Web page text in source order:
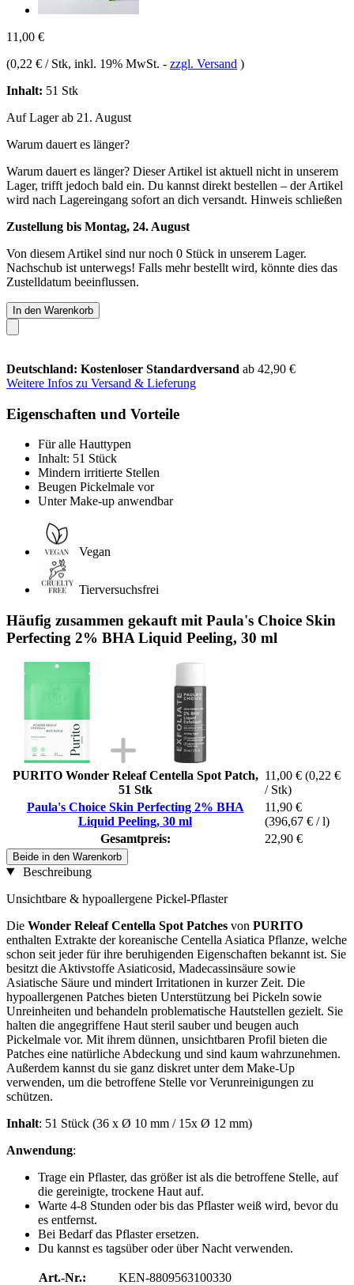
11,00 €
(0,22 € / Stk, inkl. 19% MwSt. - zzgl. Versand )
Inhalt: 51 Stk
Auf Lager ab 21. August
Warum dauert es länger?
Warum dauert es länger? Dieser Artikel ist aktuell nicht in unserem
Lager, trifft jedoch bald ein. Du kannst direkt bestellen – der Artikel
wird nach Lagereingang sofort an dich versandt. Hinweis schließen
Zustellung bis Montag, 24. August
Von diesem Artikel sind nur noch 0 Stück in unserem Lager.
Nachschub ist unterwegs! Falls mehr bestellt wird, könnte dies das
Zustelldatum beeinflussen.
In den Warenkorb
Deutschland: Kostenloser Standardversand ab 42,90 €
Weitere Infos zu Versand & Lieferung
Eigenschaften und Vorteile
Für alle Hauttypen
Inhalt: 51 Stück
Mindern irritierte Stellen
Beugen Pickelmale vor
Unter Make-up anwendbar
Vegan
Tierversuchsfrei
Häufig zusammen gekauft mit Paula's Choice Skin
Perfecting 2% BHA Liquid Peeling, 30 ml
PURITO Wonder Releaf Centella Spot Patch,
51 Stk
11,00 € (0,22 €
/ Stk)
Paula's Choice Skin Perfecting 2% BHA
Liquid Peeling, 30 ml
11,90 €
(396,67 € / l)
Gesamtpreis:
22,90 €
Beide in den Warenkorb
Beschreibung
Unsichtbare & hypoallergene Pickel-Pflaster
Die Wonder Releaf Centella Spot Patches von PURITO
enthalten Extrakte der koreanische Centella Asiatica Pflanze, welche
schon seit jeder für ihre beruhigenden Eigenschaften bekannt ist. Sie
besitzt die Aktivstoffe Asiaticosid, Madecassinsäure sowie
Asiatische Säure und mindert Irritationen in kurzer Zeit. Die
hypoallergenen Patches bieten Unterstützung bei Pickeln sowie
Unreinheiten und behandeln problematische Hautstellen gezielt. Sie
halten die angegriffene Haut steril sauber und beugen auch
Pickelmale vor. Mit ihrem dünnen, unsichtbaren Profil bieten die
Patches eine natürliche Abdeckung und sind kaum wahrzunehmen.
Außerdem kannst du sie ganz diskret unter dem Make-Up
verwenden, um die betroffene Stelle vor Verunreinigungen zu
schützen.
Inhalt: 51 Stück (36 x Ø 10 mm / 15x Ø 12 mm)
Anwendung:
Trage ein Pflaster, das größer ist als die betroffene Stelle, auf
die gereinigte, trockene Haut auf.
Warte 4-8 Stunden oder bis das Pflaster weiß wird, bevor du
es entfernst.
Bei Bedarf das Pflaster ersetzen.
Du kannst es tagsüber oder über Nacht verwenden.
Art.-Nr.:
KEN-8809563100330